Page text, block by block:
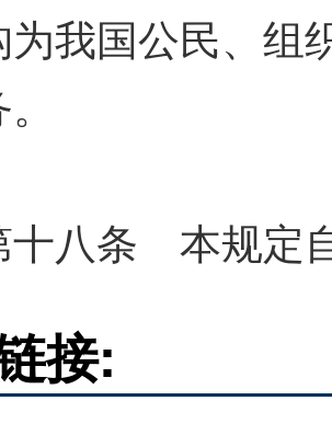
为我国公民、组
条 本规定自
接: